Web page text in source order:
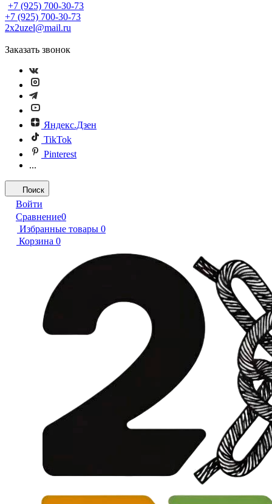
+7 (925) 700-30-73
+7 (925) 700-30-73
2x2uzel@mail.ru
Заказать звонок
Яндекс.Дзен
TikTok
Pinterest
...
Поиск
Войти
Сравнение0
Избранные товары 0
Корзина 0